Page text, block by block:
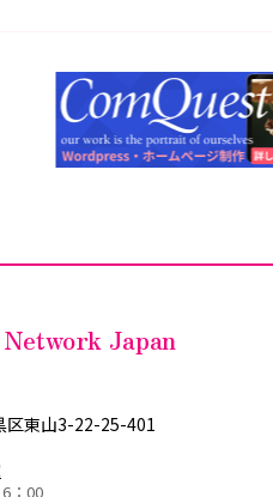
Japan
区東山3-22-25-401
：00